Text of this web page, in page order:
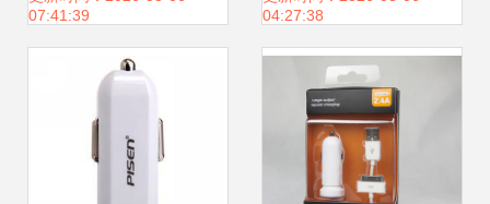
器电源移好不好，
优缺点及购买建议
07:41:39
04:27:38